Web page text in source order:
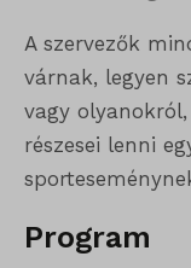
A szervezők
várnak, legyen
vagy
részesei lenni
Program